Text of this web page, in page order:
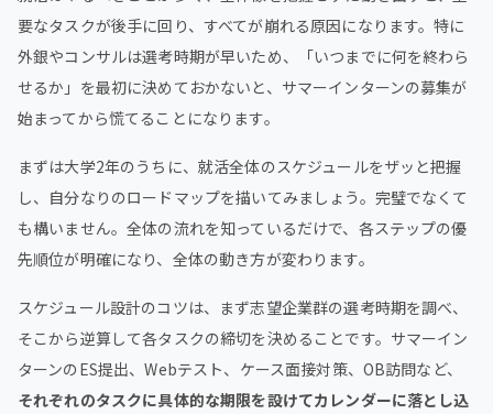
要なタスクが後手に回り、すべてが崩れる原因になります。特に
外銀やコンサルは選考時期が早いため、「いつまでに何を終わら
せるか」を最初に決めておかないと、サマーインターンの募集が
始まってから慌てることになります。
まずは大学2年のうちに、就活全体のスケジュールをザッと把握
し、自分なりのロードマップを描いてみましょう。完璧でなくて
も構いません。全体の流れを知っているだけで、各ステップの優
先順位が明確になり、全体の動き方が変わります。
スケジュール設計のコツは、まず志望企業群の選考時期を調べ、
そこから逆算して各タスクの締切を決めることです。サマーイン
ターンのES提出、Webテスト、ケース面接対策、OB訪問など、
それぞれのタスクに具体的な期限を設けてカレンダーに落とし込